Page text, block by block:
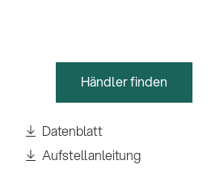
Händler finden
Datenblatt
Aufstellanleitung